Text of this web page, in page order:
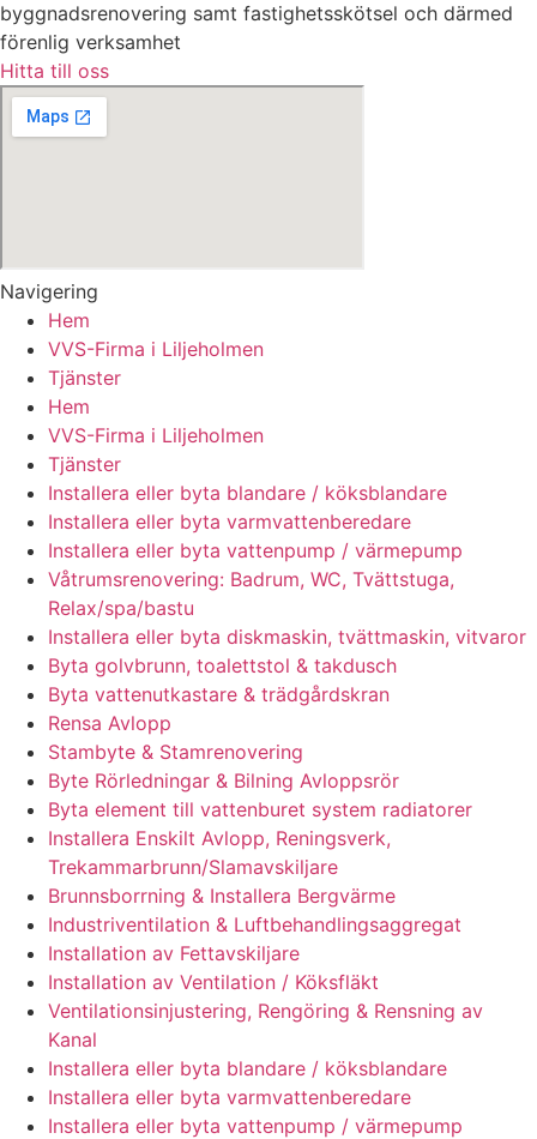
byggnadsrenovering samt fastighetsskötsel och därmed
förenlig verksamhet
Hitta till oss
Navigering
Hem
VVS-Firma i Liljeholmen
Tjänster
Hem
VVS-Firma i Liljeholmen
Tjänster
Installera eller byta blandare / köksblandare
Installera eller byta varmvattenberedare
Installera eller byta vattenpump / värmepump
Våtrumsrenovering: Badrum, WC, Tvättstuga,
Relax/spa/bastu
Installera eller byta diskmaskin, tvättmaskin, vitvaror
Byta golvbrunn, toalettstol & takdusch
Byta vattenutkastare & trädgårdskran
Rensa Avlopp
Stambyte & Stamrenovering
Byte Rörledningar & Bilning Avloppsrör
Byta element till vattenburet system radiatorer
Installera Enskilt Avlopp, Reningsverk,
Trekammarbrunn/Slamavskiljare
Brunnsborrning & Installera Bergvärme
Industriventilation & Luftbehandlingsaggregat
Installation av Fettavskiljare
Installation av Ventilation / Köksfläkt
Ventilationsinjustering, Rengöring & Rensning av
Kanal
Installera eller byta blandare / köksblandare
Installera eller byta varmvattenberedare
Installera eller byta vattenpump / värmepump